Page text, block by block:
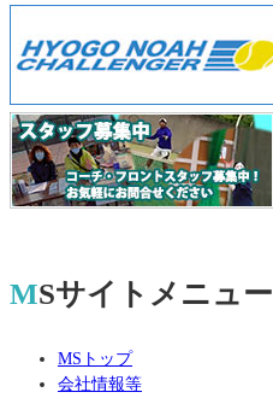
MSサイトメニュー
MSトップ
会社情報等